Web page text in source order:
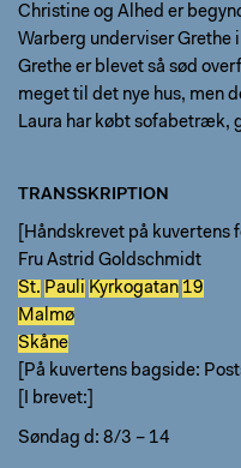
Christine og Alhed er
Warberg underviser Grethe
Grethe er blevet så sød
meget til det nye hus, men
Laura har købt sofabetræk,
TRANSSKRIPTION
[Håndskrevet på kuvertens
Fru Astrid Goldschmidt
St. Pauli Kyrkogatan 19
Malmø
Skåne
[På kuvertens bagside:
[I brevet:]
Søndag d: 8/3 – 14